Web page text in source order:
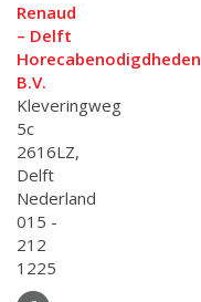
Renaud
– Delft
Horecabenodigdheden
B.V.
Kleveringweg
5c
2616LZ,
Delft
Nederland
015 -
212
1225